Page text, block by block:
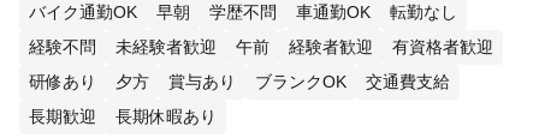
バイク通勤OK
早朝 学歴不問 車通勤OK
転勤なし
経験不問
未経験者歓迎 午前 経験者歓迎
有資格者歓迎
研修あり
夕方 賞与あり ブランクOK
交通費支給
長期歓迎
長期休暇あり